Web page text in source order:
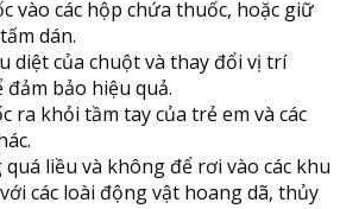
vào các hộp chứa thuốc, hoặc giữ
dán.
diệt của chuột và thay đổi vị trí
bảo hiệu quả.
ra khỏi tầm tay của trẻ em và các
liều và không để rơi vào các khu
các loài động vật hoang dã, thủy